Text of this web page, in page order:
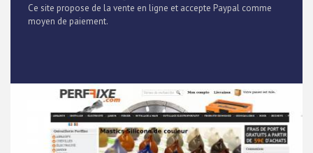
Ce site propose de la vente en ligne et accepte Paypal comme
moyen de paiement.